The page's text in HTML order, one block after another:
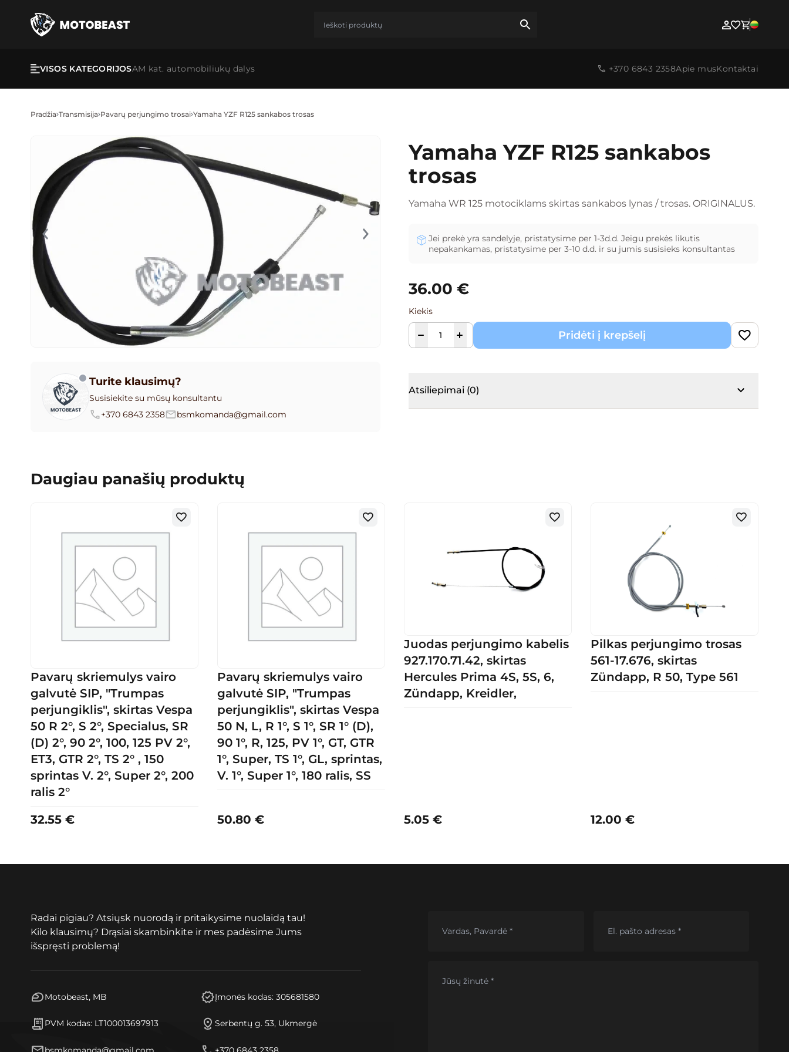
VISOS KATEGORIJOSAM kat. automobiliukų dalys +370 6843 2358Apie musKontaktai
Pradžia Transmisija Pavarų perjungimo trosai Yamaha YZF R125 sankabos trosas
Turite klausimų?
Susisiekite su mūsų konsultantu
+370 6843 2358
bsmkomanda@gmail.com
Yamaha YZF R125 sankabos
trosas
Yamaha WR 125 motociklams skirtas sankabos lynas / trosas. ORIGINALUS.
Jei prekė yra sandelyje, pristatysime per 1-3d.d. Jeigu prekės likutis
nepakankamas, pristatysime per 3-10 d.d. ir su jumis susisieks konsultantas
36.00 €
Kiekis
Pridėti į krepšelį
Atsiliepimai (0)
Daugiau panašių produktų
Pavarų skriemulys vairo
galvutė SIP, "Trumpas
perjungiklis", skirtas Vespa
50 R 2°, S 2°, Specialus, SR
(D) 2°, 90 2°, 100, 125 PV 2°,
ET3, GTR 2°, TS 2° , 150
sprintas V. 2°, Super 2°, 200
ralis 2°
32.55 €
Pavarų skriemulys vairo
galvutė SIP, "Trumpas
perjungiklis", skirtas Vespa
50 N, L, R 1°, S 1°, SR 1° (D),
90 1°, R, 125, PV 1°, GT, GTR
1°, Super, TS 1°, GL, sprintas,
V. 1°, Super 1°, 180 ralis, SS
50.80 €
Juodas perjungimo kabelis
927.170.71.42, skirtas
Hercules Prima 4S, 5S, 6,
Zündapp, Kreidler,
5.05 €
Pilkas perjungimo trosas
561-17.676, skirtas
Zündapp, R 50, Type 561
12.00 €
Radai pigiau? Atsiųsk nuorodą ir pritaikysime nuolaidą tau!
Kilo klausimų? Drąsiai skambinkite ir mes padėsime Jums
išspręsti problemą!
Motobeast, MB Įmonės kodas: 305681580
PVM kodas: LT100013697913 Serbentų g. 53, Ukmergė